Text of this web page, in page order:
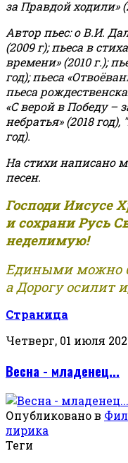
за Правдой ходили»
Автор пьес: о В.И.
(2009 г); пьеса в
времени» (2010 г.);
год); пьеса
пьеса
«С верой в Победу –
небратья» (2018
год).
На стихи написано
песен.
Господи Иисусе
и сохрани Русь
неделимую!
Едиными можно
а Дорогу осилит
Страница
Четверг, 01 июля
Весна - младенец...
Опубликовано в
лирика
Теги